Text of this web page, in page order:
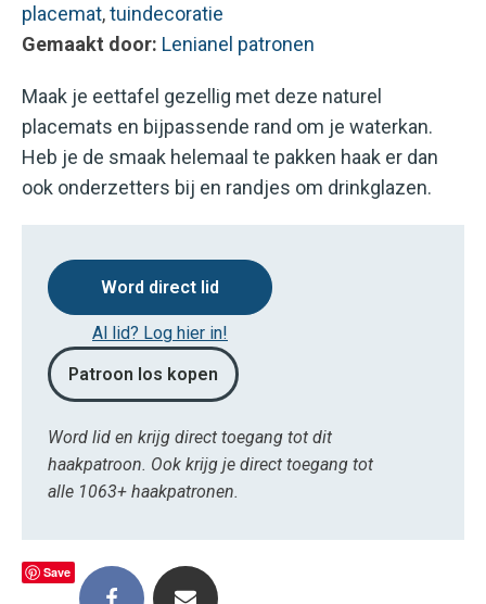
placemat,tuindecoratie
Gemaakt door: Lenianel patronen
Maak je eettafel gezellig met deze naturel
placemats en bijpassende rand om je waterkan.
Heb je de smaak helemaal te pakken haak er dan
ook onderzetters bij en randjes om drinkglazen.
Word direct lid
Al lid? Log hier in!
Patroon los kopen
Word lid en krijg direct toegang tot dit
haakpatroon. Ook krijg je direct toegang tot
alle 1063+ haakpatronen.
Save